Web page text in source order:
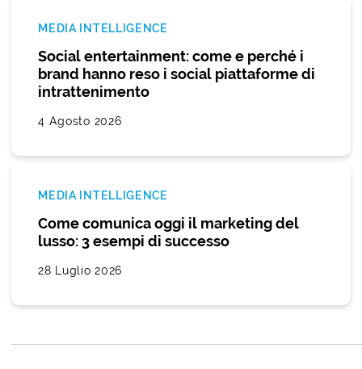
MEDIA INTELLIGENCE
Social entertainment: come e perché i
brand hanno reso i social piattaforme di
intrattenimento
4 Agosto 2026
MEDIA INTELLIGENCE
Come comunica oggi il marketing del
lusso: 3 esempi di successo
28 Luglio 2026